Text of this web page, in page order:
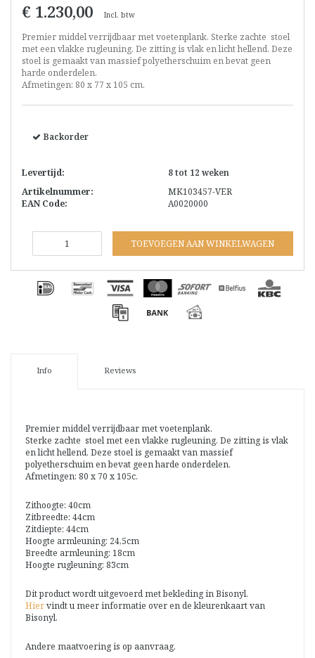
€ 1.230,00 Incl. btw
Premier middel verrijdbaar met voetenplank. Sterke zachte stoel
met een vlakke rugleuning. De zitting is vlak en licht hellend. Deze
stoel is gemaakt van massief polyetherschuim en bevat geen
harde onderdelen.
Afmetingen: 80 x 77 x 105 cm.
Backorder
Levertijd:
8 tot 12 weken
Artikelnummer:
MK103457-VER
EAN Code:
A0020000
TOEVOEGEN AAN WINKELWAGEN
Info Reviews
Premier middel verrijdbaar met voetenplank.
Sterke zachte stoel met een vlakke rugleuning. De zitting is vlak
en licht hellend. Deze stoel is gemaakt van massief
polyetherschuim en bevat geen harde onderdelen.
Afmetingen: 80 x 70 x 105c.
Zithoogte: 40cm
Zitbreedte: 44cm
Zitdiepte: 44cm
Hoogte armleuning: 24,5cm
Breedte armleuning: 18cm
Hoogte rugleuning: 83cm
Dit product wordt uitgevoerd met bekleding in Bisonyl.
Hiervindt u meer informatie over en de kleurenkaart van
Bisonyl.
Andere maatvoering is op aanvraag.